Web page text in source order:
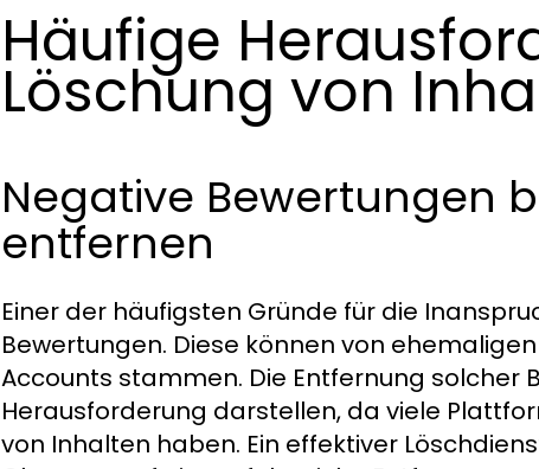
Häufige
Löschung von
Negative Bewertungen
entfernen
Einer der häufigsten Gründe für die
Bewertungen. Diese können von
Accounts stammen. Die Entfernung solcher
Herausforderung darstellen, da viele
von Inhalten haben. Ein effektiver